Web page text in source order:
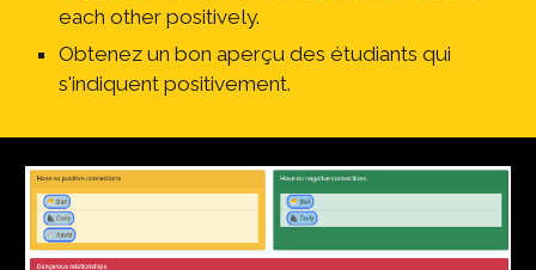
each other positively.
Obtenez un bon aperçu des étudiants qui
s'indiquent positivement.